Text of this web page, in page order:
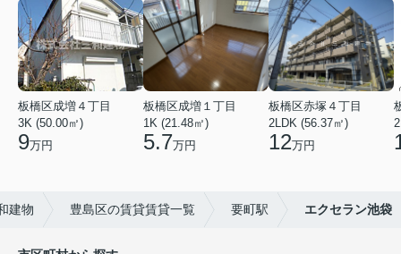
板橋区成増４丁目
3K (50.00㎡)
9万円
板橋区成増１丁目
1K (21.48㎡)
5.7万円
板橋区赤塚４丁目
2LDK (56.37㎡)
12万円
建物 豊島区の賃貸賃貸一覧 要町駅 エクセラン池袋